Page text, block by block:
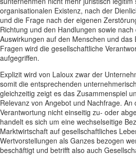
organisationalen Existenz, nach der
und die Frage nach der eigenen
Richtung und den Handlungen sowie
Auswirkungen auf den Menschen und das
Fragen wird die gesellschaftliche
aufgegriffen.
Explizit wird von Laloux zwar der
somit die entsprechenden
gleichzeitig zeigt es das Zusammenspiel
Relevanz von Angebot und Nachfrage. An
Verantwortung nicht einseitig zu- oder
handelt es sich um eine wechselseitige
Marktwirtschaft auf gesellschaftliches
Wertvorstellungen als Ganzes bezogen
beschäftigt und betrifft also auch